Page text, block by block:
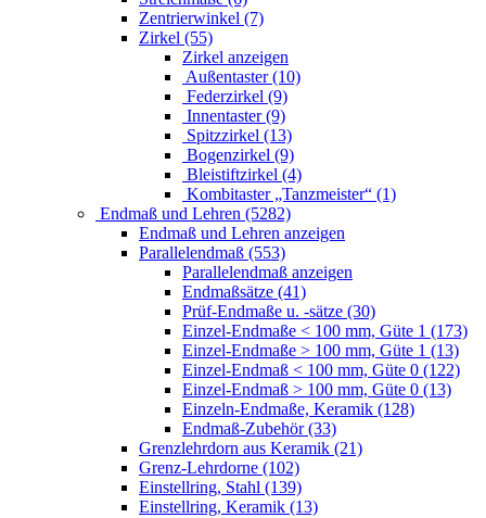
Zentrierwinkel (7)
Zirkel (55)
Zirkel anzeigen
Außentaster (10)
Federzirkel (9)
Innentaster (9)
Spitzzirkel (13)
Bogenzirkel (9)
Bleistiftzirkel (4)
Kombitaster „Tanzmeister“ (1)
Endmaß und Lehren (5282)
Endmaß und Lehren anzeigen
Parallelendmaß (553)
Parallelendmaß anzeigen
Endmaßsätze (41)
Prüf-Endmaße u. -sätze (30)
Einzel-Endmaße < 100 mm, Güte 1 (173)
Einzel-Endmaße > 100 mm, Güte 1 (13)
Einzel-Endmaß < 100 mm, Güte 0 (122)
Einzel-Endmaß > 100 mm, Güte 0 (13)
Einzeln-Endmaße, Keramik (128)
Endmaß-Zubehör (33)
Grenzlehrdorn aus Keramik (21)
Grenz-Lehrdorne (102)
Einstellring, Stahl (139)
Einstellring, Keramik (13)